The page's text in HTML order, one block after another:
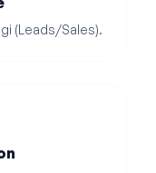
(Leads/Sales).